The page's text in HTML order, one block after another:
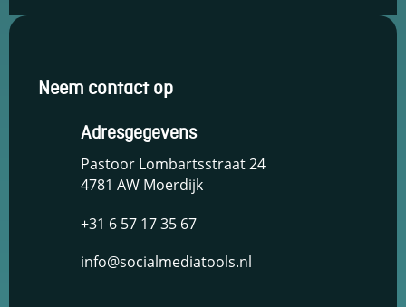
Neem contact op
Adresgegevens
Pastoor Lombartsstraat 24
4781 AW Moerdijk
+31 6 57 17 35 67
info@socialmediatools.nl